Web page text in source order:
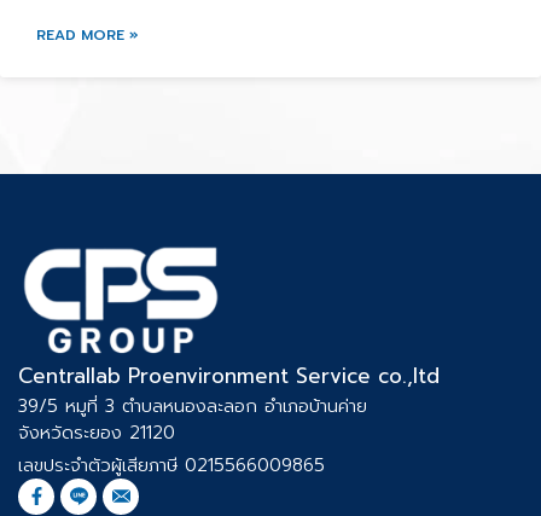
READ MORE »
Centrallab Proenvironment Service co.,ltd
39/5 หมูที่ 3 ตำบลหนองละลอก อำเภอบ้านค่าย
จังหวัดระยอง 21120
เลขประจำตัวผู้เสียภาษี 0215566009865